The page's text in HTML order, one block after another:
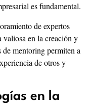
es fundamental.
de expertos
valiosa en la creación y
mentoring permiten a
de otros y
en la